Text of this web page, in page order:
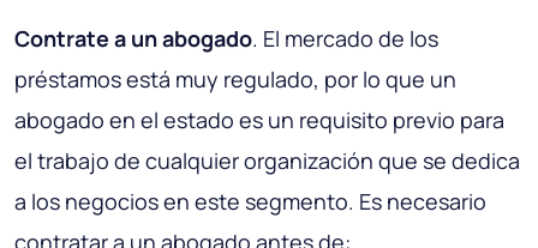
Contrate a un abogado. El mercado de los
préstamos está muy regulado, por lo que un
abogado en el estado es un requisito previo para
el trabajo de cualquier organización que se dedica
a los negocios en este segmento. Es necesario
contratar a un abogado antes de: